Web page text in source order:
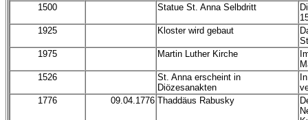
1500
Statue St. Anna Selbdritt
1925
Kloster wird gebaut
1975
Martin Luther Kirche
1526
St. Anna erscheint in
Diözesanakten
1776
09.04.1776 Thaddäus Rabusky